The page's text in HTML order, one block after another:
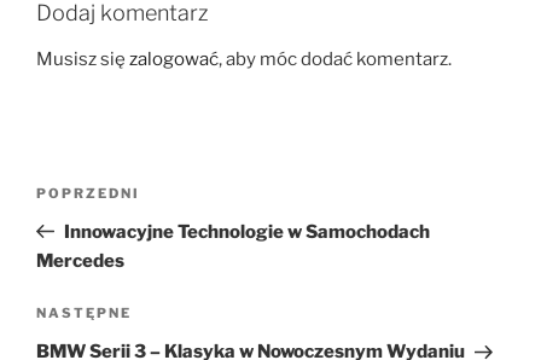
Dodaj komentarz
Musisz się zalogować, aby móc dodać komentarz.
Poprzedni
wpis
POPRZEDNI
Innowacyjne Technologie w Samochodach
Mercedes
Następny
wpis
NASTĘPNE
BMW Serii 3 – Klasyka w Nowoczesnym Wydaniu